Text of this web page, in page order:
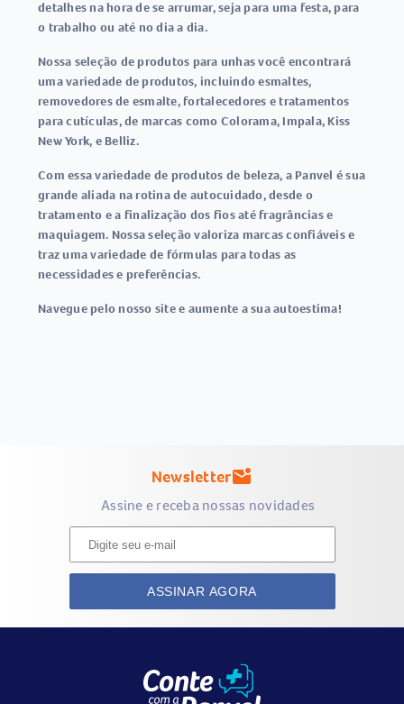
detalhes na hora de se arrumar, seja para uma festa, para
o trabalho ou até no dia a dia.
Nossa seleção de produtos para unhas você encontrará
uma variedade de produtos, incluindo esmaltes,
removedores de esmalte, fortalecedores e tratamentos
para cutículas, de marcas como Colorama, Impala, Kiss
New York, e Belliz.
Com essa variedade de produtos de beleza, a Panvel é sua
grande aliada na rotina de autocuidado, desde o
tratamento e a finalização dos fios até fragrâncias e
maquiagem. Nossa seleção valoriza marcas confiáveis e
traz uma variedade de fórmulas para todas as
necessidades e preferências.
Navegue pelo nosso site e aumente a sua autoestima!
Newslettermark_email_unread
Assine e receba nossas novidades
ASSINAR AGORA